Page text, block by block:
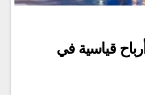
قياسية في